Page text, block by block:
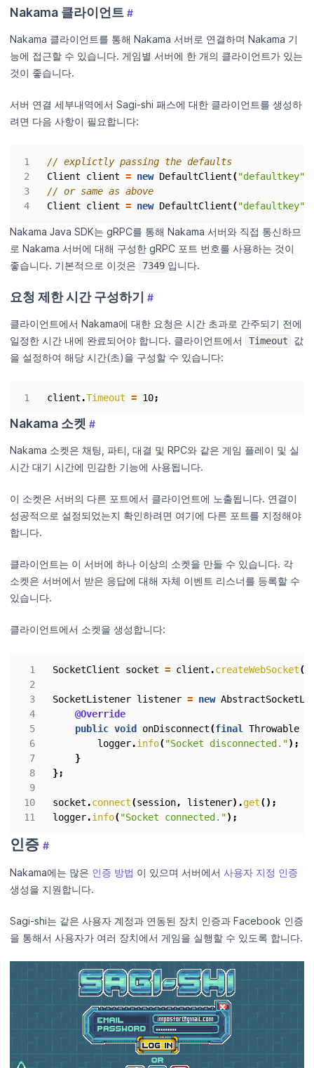
Nakama 클라이언트 #
Nakama 클라이언트를 통해 Nakama 서버로 연결하며 Nakama 기
능에 접근할 수 있습니다. 게임별 서버에 한 개의 클라이언트가 있는
것이 좋습니다.
서버 연결 세부내역에서 Sagi-shi 패스에 대한 클라이언트를 생성하
려면 다음 사항이 필요합니다:
3
4
// explictly passing the defaults
Client
client = new DefaultClient("defaultkey"
// or same as above
Client
client = new DefaultClient("defaultkey"
Nakama Java SDK는 gRPC를 통해 Nakama 서버와 직접 통신하므
로 Nakama 서버에 대해 구성한 gRPC 포트 번호를 사용하는 것이
좋습니다. 기본적으로 이것은
7349 입니다.
요청 제한 시간 구성하기 #
클라이언트에서 Nakama에 대한 요청은 시간 초과로 간주되기 전에
일정한 시간 내에 완료되어야 합니다. 클라이언트에서
Timeout
값
을 설정하여 해당 시간(초)을 구성할 수 있습니다:
client .Timeout = 10;
Nakama 소켓 #
Nakama 소켓은 채팅, 파티, 대결 및 RPC와 같은 게임 플레이 및 실
시간 대기 시간에 민감한 기능에 사용됩니다.
이 소켓은 서버의 다른 포트에서 클라이언트에 노출됩니다. 연결이
성공적으로 설정되었는지 확인하려면 여기에 다른 포트를 지정해야
합니다.
클라이언트는 이 서버에 하나 이상의 소켓을 만들 수 있습니다. 각
소켓은 서버에서 받은 응답에 대해 자체 이벤트 리스너를 등록할 수
있습니다.
클라이언트에서 소켓을 생성합니다:
3
4
5
6
7
8
9
10
SocketClient socket = client .createWebSocket
SocketListener listener = new
@Override
public void onDisconnect(final Throwable
logger.info("Socket disconnected.");
}
};
socket .connect(session, listener).get();
logger.info("Socket connected.");
인증 #
Nakama에는 많은 인증 방법 이 있으며 서버에서 사용자 지정 인증
생성을 지원합니다.
Sagi-shi는 같은 사용자 계정과 연동된 장치 인증과 Facebook 인증
을 통해서 사용자가 여러 장치에서 게임을 실행할 수 있도록 합니다.